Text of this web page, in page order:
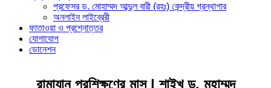
প্রফেসর ড. মোহাম্মদ আব্দুল বারী (রহঃ) কেন্দ্রীয় গ্রন্থাগার
অনলাইন লাইব্রেরী
ফাতাওয়া ও প্রশ্নোত্তর
যোগাযোগ
ডোনেশন
রামাযান প্রশিক্ষণের মাস | শাইখ ড. মুহাম্মদ